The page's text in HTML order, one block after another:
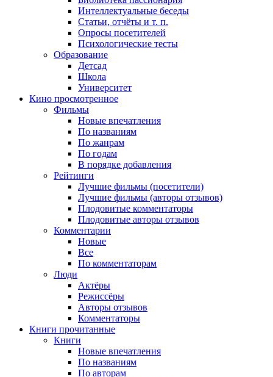
Интеллектуальные беседы
Статьи, отчёты и т. п.
Опросы посетителей
Психологические тесты
Образование
Детсад
Школа
Университет
Кино просмотренное
Фильмы
Новые впечатления
По названиям
По жанрам
По годам
В порядке добавления
Рейтинги
Лучшие фильмы (посетители)
Лучшие фильмы (авторы отзывов)
Плодовитые комментаторы
Плодовитые авторы отзывов
Комментарии
Новые
Все
По комментаторам
Люди
Актёры
Режиссёры
Авторы отзывов
Комментаторы
Книги прочитанные
Книги
Новые впечатления
По названиям
По авторам